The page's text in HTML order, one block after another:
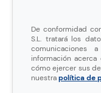
De conformidad con
S.L. tratará los
comunicaciones
información
cómo ejercer sus
nuestrapolítica de